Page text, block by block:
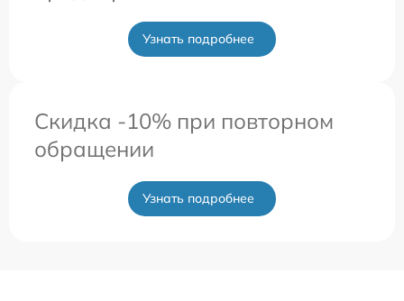
Узнать подробнее
Скидка -10% при повторном
обращении
Узнать подробнее